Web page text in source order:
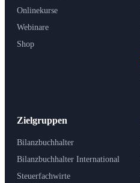
Onlinekurse
Webinare
Shop
Zielgruppen
Bilanzbuchhalter
Bilanzbuchhalter International
Steuerfachwirte